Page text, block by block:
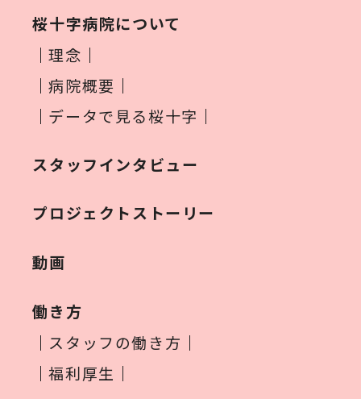
桜十字病院について
理念
病院概要
データで見る桜十字
スタッフインタビュー
プロジェクトストーリー
動画
働き方
スタッフの働き方
福利厚生